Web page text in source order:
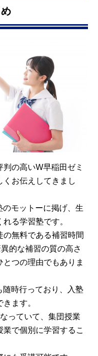
の高いW早稲田ゼミ
お伝えしてきまし
モットーに掲げ、生
る学習塾です。
無料である補習時間
的な補習の質の高さ
つの理由でもありま
時行っており、入塾
ます。
っていて、集団授業
で個別に学習するこ